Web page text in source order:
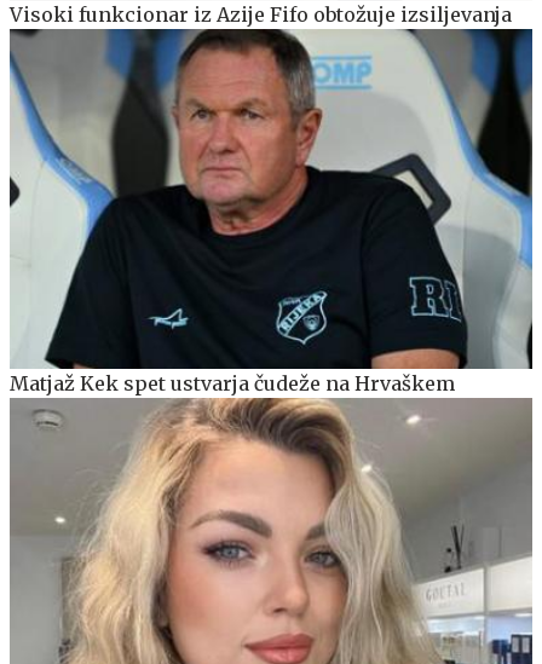
Visoki funkcionar iz Azije Fifo obtožuje izsiljevanja
Matjaž Kek spet ustvarja čudeže na Hrvaškem